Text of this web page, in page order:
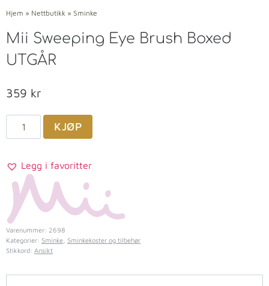
Hjem » Nettbutikk » Sminke
Mii Sweeping Eye Brush Boxed
UTGÅR
359 kr
KJØP
Legg i favoritter
Varenummer: 2698
Kategorier: Sminke
Sminkekoster og tilbehør
Stikkord: Ansikt